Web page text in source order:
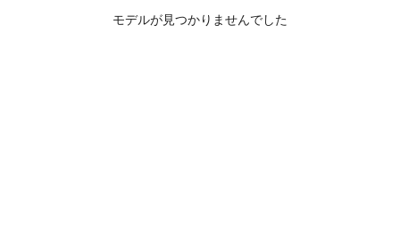
モデルが見つかりませんでした